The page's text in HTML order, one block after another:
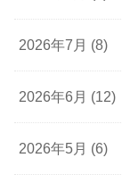
2026年7月 (8)
2026年6月 (12)
2026年5月 (6)